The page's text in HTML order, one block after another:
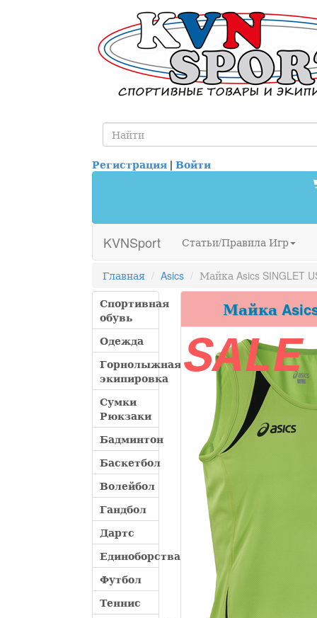
Регистрация | Войти
KVNSport Статьи/Правила Игр
Главная Asics
Майка Asics SINGLET
Спортивная
обувь
Одежда
Горнолыжная
экипировка
Сумки
Рюкзаки
Бадминтон
Баскетбол
Волейбол
Гандбол
Дартс
Единоборства
Футбол
Теннис
Майка Asics
SALE